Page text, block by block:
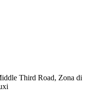
Third Road, Zona di